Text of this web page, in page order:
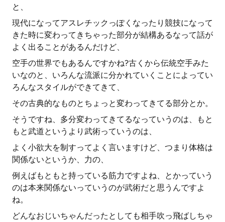
と、
現代になってアスレチックっぽくなったり競技になって
きた時に変わってきちゃった部分が結構あるなって話が
よく出ることがあるんだけど、
空手の世界でもあるんですかね?古くから伝統空手みた
いなのと、いろんな流派に分かれていくことによってい
ろんなスタイルができてきて、
その古典的なものとちょっと変わってきてる部分とか。
そうですね、多分変わってきてるなっていうのは、もと
もと武道というより武術っていうのは、
よく小欲大を制すってよく言いますけど、つまり体格は
関係ないというか、力の、
例えばもともと持っている筋力ですよね、とかっていう
のは本来関係ないっていうのが武術だと思うんですよ
ね。
どんなおじいちゃんだったとしても相手吹っ飛ばしちゃ